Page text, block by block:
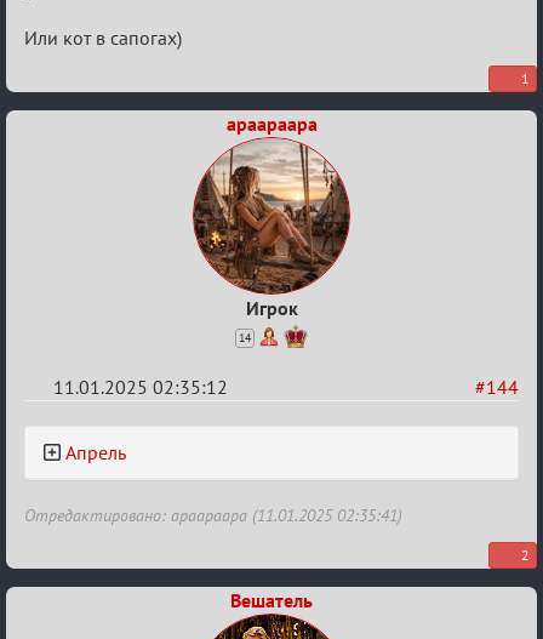
Или кот в сапогах)
1
apaapaapa
Игрок
14
#144
11.01.2025 02:35:12
Re:
Двенадцать
месяцев
2025
Апрель
Отредактировано: apaapaapa (11.01.2025 02:35:41)
2
Вешатель